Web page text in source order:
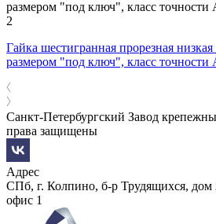
Гайка шестигранная прорезная
размером "под ключ", класс
Санкт-Петербургский Завод
права защищены
Адрес
СПб, г. Колпино, б-р Трудящихся,
офис 1